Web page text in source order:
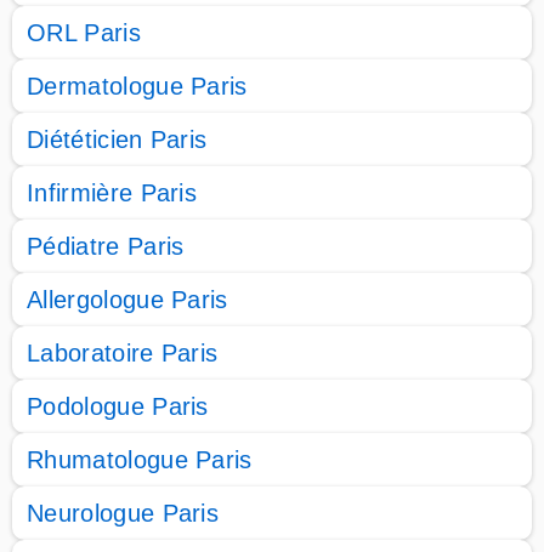
ORL Paris
Dermatologue Paris
Diététicien Paris
Infirmière Paris
Pédiatre Paris
Allergologue Paris
Laboratoire Paris
Podologue Paris
Rhumatologue Paris
Neurologue Paris